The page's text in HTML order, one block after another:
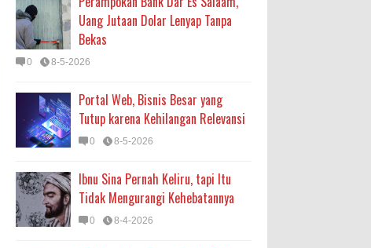
Uang Jutaan Dolar Lenyap Tanpa
Bekas
0 8-5-2026
Portal Web, Bisnis Besar yang
Tutup karena Kehilangan Relevansi
0 8-5-2026
Ibnu Sina Pernah Keliru, tapi Itu
Tidak Mengurangi Kehebatannya
0 8-4-2026